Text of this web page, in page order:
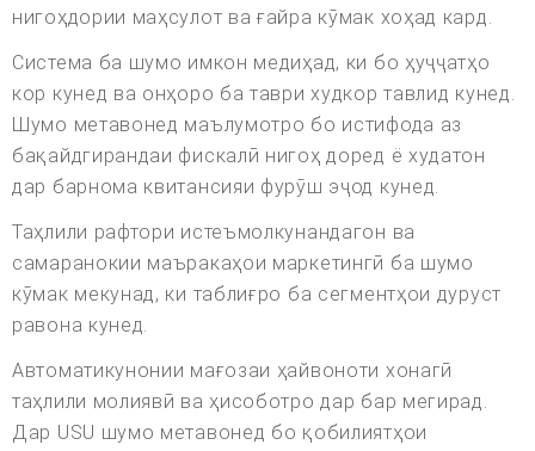
нигоҳдории маҳсулот ва ғайра кӯмак хоҳад кард.
Система ба шумо имкон медиҳад, ки бо ҳуҷҷатҳо
кор кунед ва онҳоро ба таври худкор тавлид кунед.
Шумо метавонед маълумотро бо истифода аз
бақайдгирандаи фискалӣ нигоҳ доред ё худатон
дар барнома квитансияи фурӯш эҷод кунед.
Таҳлили рафтори истеъмолкунандагон ва
самаранокии маъракаҳои маркетингӣ ба шумо
кӯмак мекунад, ки таблиғро ба сегментҳои дуруст
равона кунед.
Автоматикунонии мағозаи ҳайвоноти хонагӣ
таҳлили молиявӣ ва ҳисоботро дар бар мегирад.
Дар USU шумо метавонед бо қобилиятҳои